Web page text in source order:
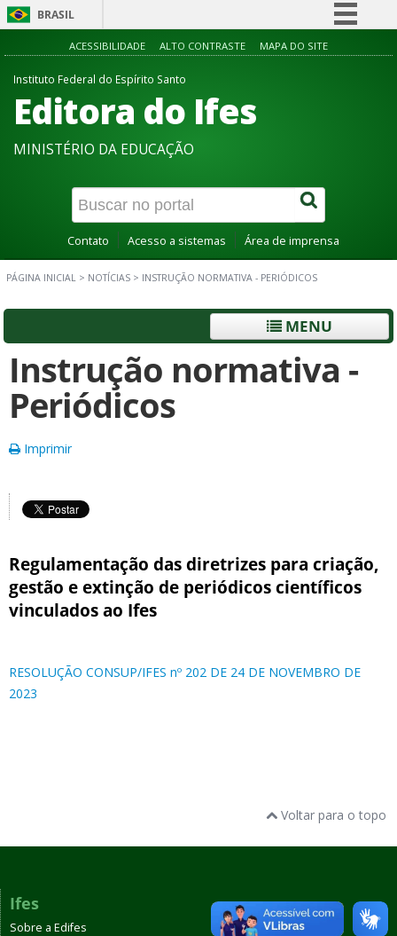
BRASIL
Simplifique!
Acesso à informação
Canais
ACESSIBILIDADE ALTO CONTRASTE MAPA DO SITE
Instituto Federal do Espírito Santo
Editora do Ifes
MINISTÉRIO DA EDUCAÇÃO
Contato Acesso a sistemas Área de imprensa
PÁGINA INICIAL > NOTÍCIAS > INSTRUÇÃO NORMATIVA - PERIÓDICOS
MENU
Instrução normativa -
Periódicos
Imprimir
Regulamentação das diretrizes para criação,
gestão e extinção de periódicos científicos
vinculados ao Ifes
RESOLUÇÃO CONSUP/IFES nº 202 DE 24 DE NOVEMBRO DE
2023
Voltar para o topo
Ifes
Sobre a Edifes